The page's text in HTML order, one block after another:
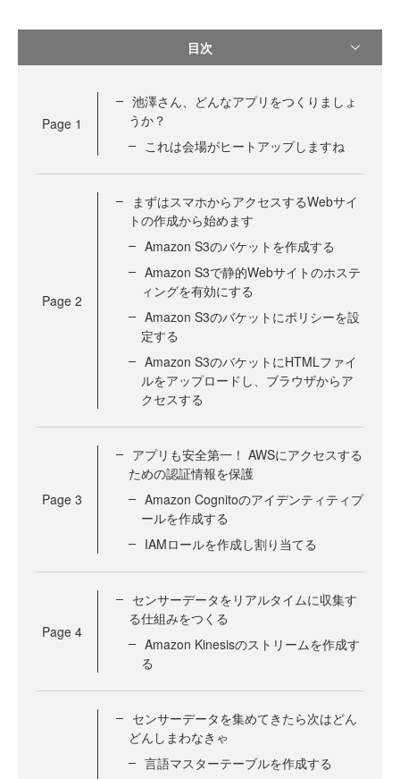
目次
Page 1
池澤さん、どんなアプリをつくりましょ
うか？
これは会場がヒートアップしますね
Page 2
まずはスマホからアクセスするWebサイ
トの作成から始めます
Amazon S3のバケットを作成する
Amazon S3で静的Webサイトのホステ
ィングを有効にする
Amazon S3のバケットにポリシーを設
定する
Amazon S3のバケットにHTMLファイ
ルをアップロードし、ブラウザからア
クセスする
Page 3
アプリも安全第一！ AWSにアクセスする
ための認証情報を保護
Amazon Cognitoのアイデンティティプ
ールを作成する
IAMロールを作成し割り当てる
Page 4
センサーデータをリアルタイムに収集す
る仕組みをつくる
Amazon Kinesisのストリームを作成す
る
センサーデータを集めてきたら次はどん
どんしまわなきゃ
言語マスターテーブルを作成する